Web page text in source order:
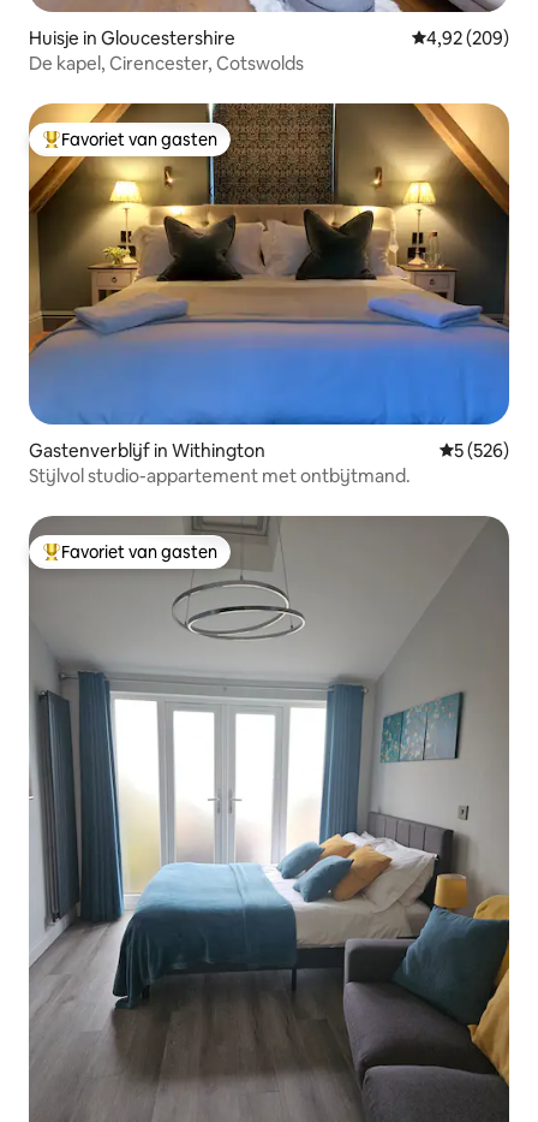
Huisje in Gloucestershire Gemiddelde
4,92 (209)
De kapel, Cirencester, Cotswolds
Topfavoriet van gasten
Favoriet van gasten
Gastenverblijf in Withington
5 (526)
Stijlvol studio-appartement met ontbijtmand.
Topfavoriet van gasten
Favoriet van gasten